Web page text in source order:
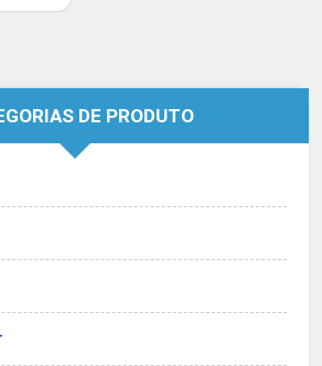
DE PRODUTO